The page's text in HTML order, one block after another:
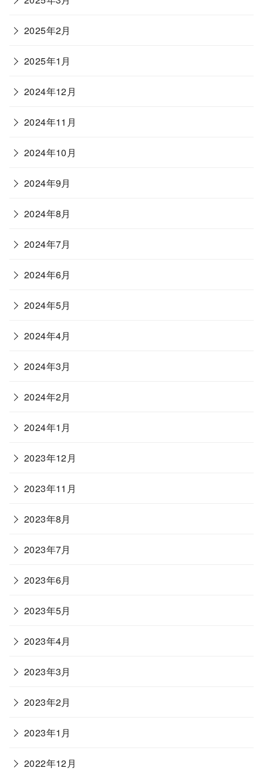
2025年2月
2025年1月
2024年12月
2024年11月
2024年10月
2024年9月
2024年8月
2024年7月
2024年6月
2024年5月
2024年4月
2024年3月
2024年2月
2024年1月
2023年12月
2023年11月
2023年8月
2023年7月
2023年6月
2023年5月
2023年4月
2023年3月
2023年2月
2023年1月
2022年12月